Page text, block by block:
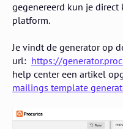
gegenereerd kun je
platform.
Je vindt de generator op
url: https://
help center een artikel
mailings template